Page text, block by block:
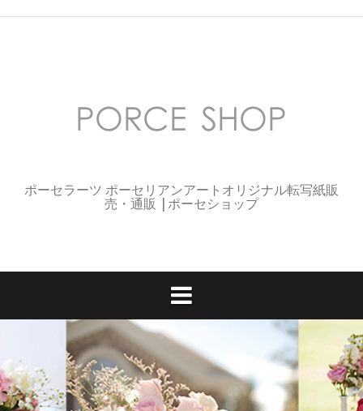
ポーセラーツ ポーセリアンアートオリジナル転写紙販
売・通販 |ポーセショップ